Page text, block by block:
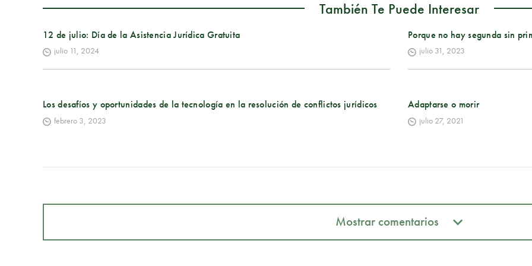
También Te Puede Interesar
12 de julio: Día de la Asistencia Jurídica Gratuita
julio 11, 2024
Porque no hay segunda sin
julio 31, 2023
Los desafíos y oportunidades de la tecnología en la resolución de conflictos jurídicos
febrero 3, 2023
Adaptarse o morir
julio 27, 2021
Mostrar comentarios